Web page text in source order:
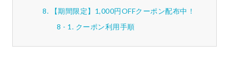
【期間限定】1,000円OFFクーポン配布中！
クーポン利用手順